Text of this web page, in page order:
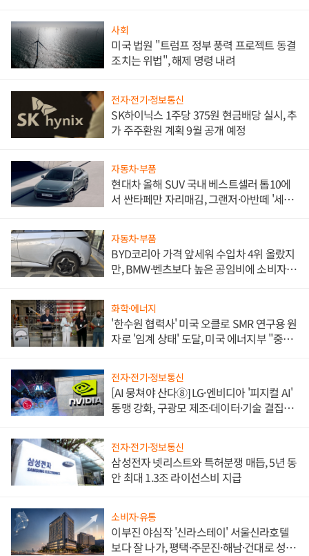
사회
미국 법원 "트럼프 정부 풍력 프로젝트 동결
조치는 위법", 해제 명령 내려
전자·전기·정보통신
SK하이닉스 1주당 375원 현금배당 실시, 추
가 주주환원 계획 9월 공개 예정
자동차·부품
현대차 올해 SUV 국내 베스트셀러 톱10에
서 싼타페만 자리매김, 그랜저·아반떼 '세단
자동차·부품
BYD코리아 가격 앞세워 수입차 4위 올랐지
만, BMW·벤츠보다 높은 공임비에 소비자
화학·에너지
'한수원 협력사' 미국 오클로 SMR 연구용 원
자로 '임계 상태' 도달, 미국 에너지부 "중요
전자·전기·정보통신
[AI 뭉쳐야 산다⑧] LG·엔비디아 '피지컬 AI'
동맹 강화, 구광모 제조·데이터·기술 결집
전자·전기·정보통신
삼성전자 넷리스트와 특허분쟁 매듭, 5년 동
안 최대 1.3조 라이선스비 지급
소비자·유통
이부진 야심작 '신라스테이' 서울신라호텔
보다 잘 나가, 평택·주문진·해남·건대로 성